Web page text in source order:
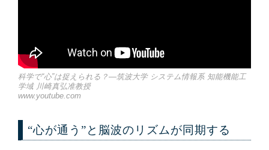
科学で“心”は捉えられる？—筑波大学 システム情報系 知能機能工
学域 川崎真弘准教授
www.youtube.com
“心が通う”と脳波のリズムが同期する